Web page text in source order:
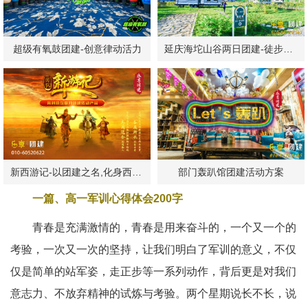
超级有氧鼓团建-创意律动活力 延庆海坨山谷两日团建-徒步露营
部门轰趴馆团建活动方案
一篇、高一军训心得体会200字
青春是充满激情的，青春是用来奋斗的，一个又一个的
考验，一次又一次的坚持，让我们明白了军训的意义，不仅
仅是简单的站军姿，走正步等一系列动作，背后更是对我们
意志力、不放弃精神的试炼与考验。两个星期说长不长，说